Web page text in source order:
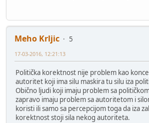
Meho Krljic
5
17-03-2016, 12:21:13
Politička korektnost nije problem kao
autoritet koji ima silu maskira tu silu iza
Obično ljudi koji imaju problem sa
zapravo imaju problem sa autoritetom i
koristi ili samo sa percepcijom toga da iza
korektnost stoji sila nekog autoriteta.